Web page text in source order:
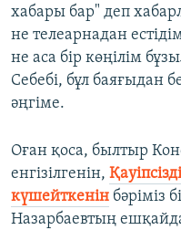
хабары бар" деп
не телеарнадан
не аса бір көңілім
Себебі, бұл баяғыдан
әңгіме.
Оған қоса, былтыр
енгізілгенін,
күшейткенін бәріміз
Назарбаевтың ешқайда